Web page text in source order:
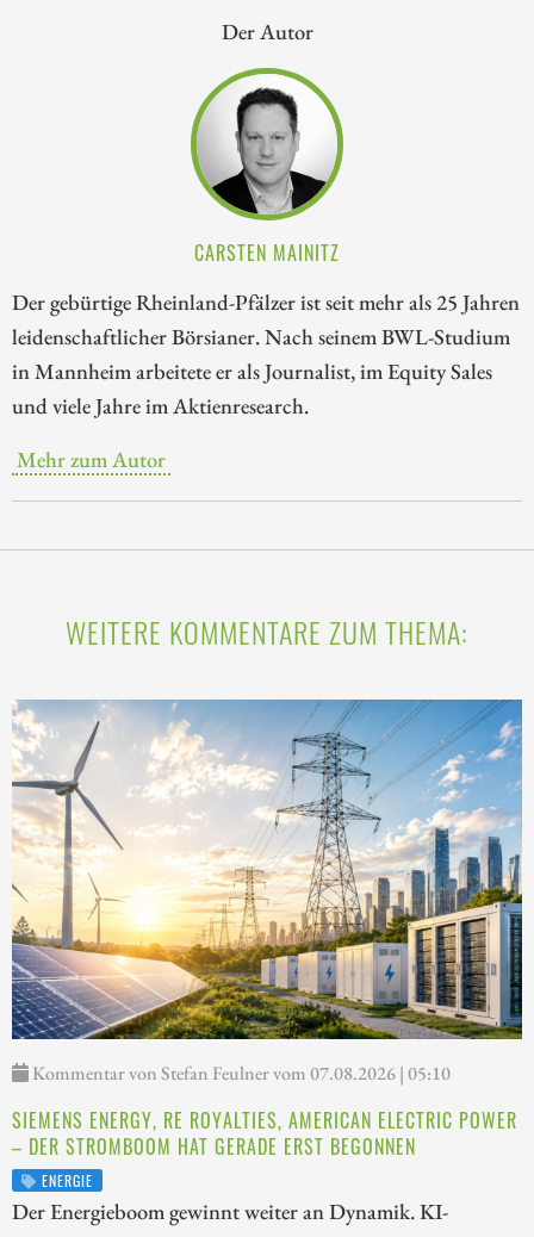
Der Autor
CARSTEN MAINITZ
Der gebürtige Rheinland-Pfälzer ist seit mehr als 25 Jahren
leidenschaftlicher Börsianer. Nach seinem BWL-Studium
in Mannheim arbeitete er als Journalist, im Equity Sales
und viele Jahre im Aktienresearch.
Mehr zum Autor
WEITERE KOMMENTARE ZUM THEMA:
Kommentar von Stefan Feulner vom 07.08.2026 | 05:10
SIEMENS ENERGY, RE ROYALTIES, AMERICAN ELECTRIC POWER
– DER STROMBOOM HAT GERADE ERST BEGONNEN
ENERGIE
Der Energieboom gewinnt weiter an Dynamik. KI-